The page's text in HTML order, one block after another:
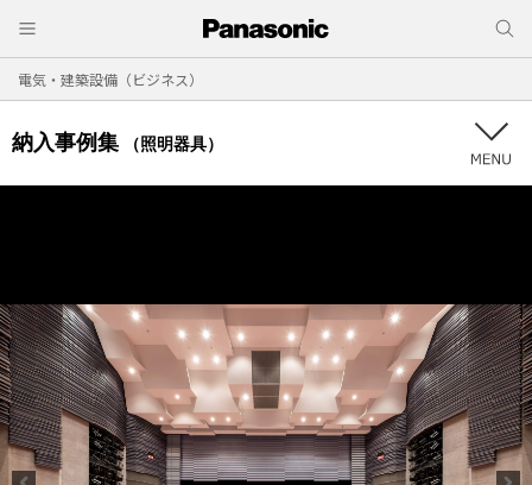
電気・建築設備（ビジネス）
納入事例集 （照明器具）